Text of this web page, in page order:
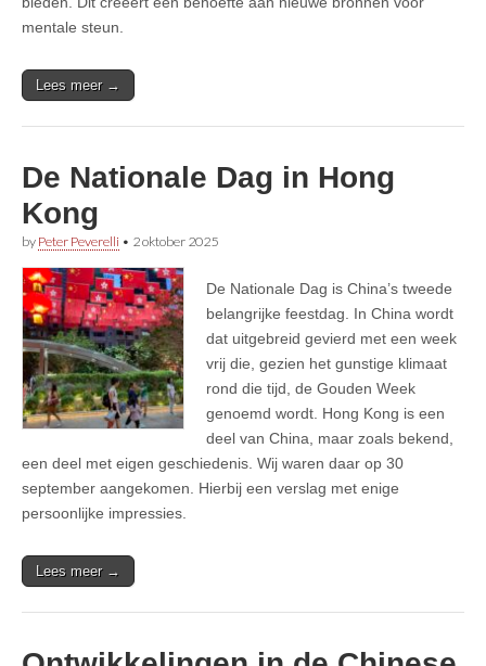
mentale steun.
Lees meer →
De Nationale Dag in Hong
Kong
by Peter Peverelli • 2 oktober 2025
De Nationale Dag is China’s tweede
belangrijke feestdag. In China wordt
dat uitgebreid gevierd met een week
vrij die, gezien het gunstige klimaat
rond die tijd, de Gouden Week
genoemd wordt. Hong Kong is een
deel van China, maar zoals bekend,
een deel met eigen geschiedenis. Wij waren daar op 30
september aangekomen. Hierbij een verslag met enige
persoonlijke impressies.
Lees meer →